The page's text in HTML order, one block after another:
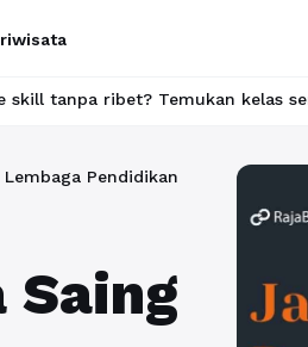
Temukan kelas seru dan materi
Pendidikan
Saing